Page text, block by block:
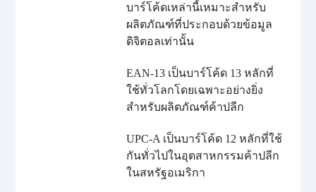
บาร์โค้ดเหล่านี้เหมาะสำหรับ
ผลิตภัณฑ์ที่ประกอบด้วยข้อมูล
ดิจิตอลเท่านั้น
EAN-13 เป็นบาร์โค้ด 13 หลักที่
ใช้ทั่วโลกโดยเฉพาะอย่างยิ่ง
สำหรับผลิตภัณฑ์ค้าปลีก
UPC-A เป็นบาร์โค้ด 12 หลักที่ใช้
กันทั่วไปในอุตสาหกรรมค้าปลีก
ในสหรัฐอเมริกา